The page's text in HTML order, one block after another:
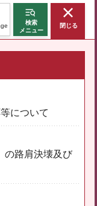
検索
メニュー
閉じる
について
の路肩決壊及び